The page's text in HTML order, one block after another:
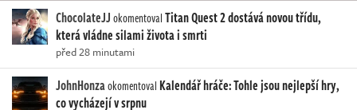
ChocolateJJokomentovalTitan Quest 2 dostává novou třídu,
která vládne silami života i smrti
před 28 minutami
JohnHonzaokomentoval Kalendář hráče: Tohle jsou nejlepší hry,
co vycházejí v srpnu